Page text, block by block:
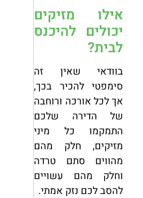
אילו מזיקים
יכולים להיכנס
לבית?
בוודאי שאין זה
סימפטי להכיר בכך,
אך לכל אורכה ורוחבה
של הדירה שלכם
התמקמו כל מיני
מזיקים, חלק מהם
מהווים סתם טרדה
וחלק מהם עשויים
להסב לכם נזק אמתי.